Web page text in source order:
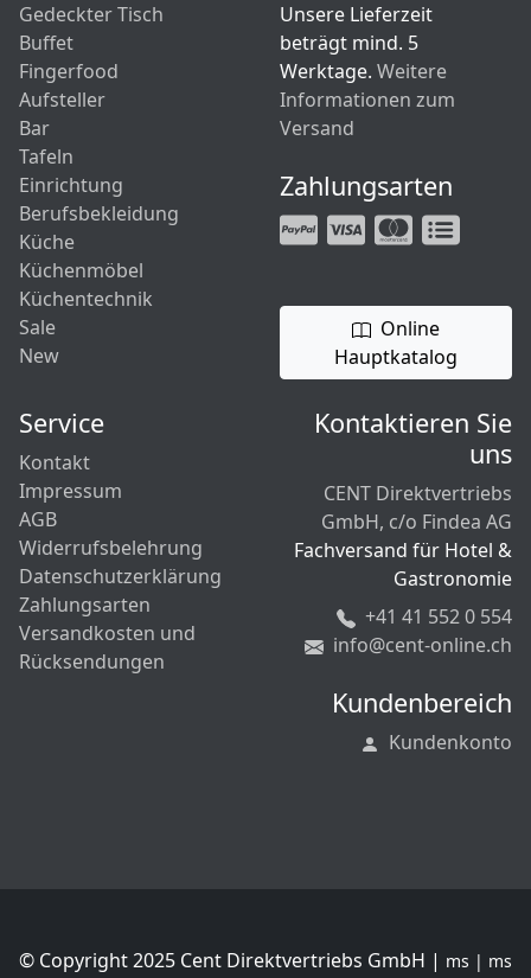
Gedeckter Tisch
Buffet
Fingerfood
Aufsteller
Bar
Tafeln
Einrichtung
Berufsbekleidung
Küche
Küchenmöbel
Küchentechnik
Sale
New
Unsere Lieferzeit
beträgt mind. 5
Werktage. Weitere
Informationen zum
Versand
Zahlungsarten
Online
Hauptkatalog
Service
Kontakt
Impressum
AGB
Widerrufsbelehrung
Datenschutzerklärung
Zahlungsarten
Versandkosten und
Rücksendungen
Kontaktieren Sie
uns
CENT Direktvertriebs
GmbH, c/o Findea AG
Fachversand für Hotel &
Gastronomie
+41 41 552 0 554
info@cent-online.ch
Kundenbereich
Kundenkonto
© Copyright 2025 Cent Direktvertriebs GmbH | ms | ms